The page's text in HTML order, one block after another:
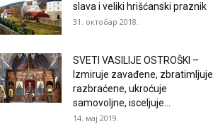
slava i veliki hrišćanski praznik
31. октобар 2018.
SVETI VASILIJE OSTROŠKI –
Izmiruje zavađene, zbratimljuje
razbraćene, ukroćuje
samovoljne, isceljuje...
14. мај 2019.